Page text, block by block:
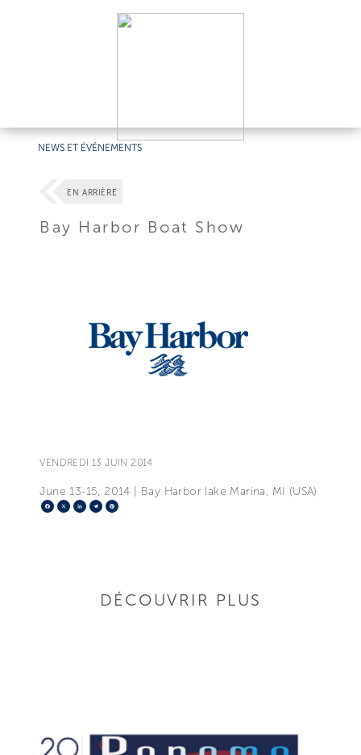
NEWS ET ÉVÉNEMENTS
EN ARRIÈRE
Bay Harbor Boat Show
VENDREDI 13 JUIN 2014
June 13-15, 2014 | Bay Harbor lake Marina, MI (USA)
Facebook
X LinkedIn
Telegram
DÉCOUVRIR PLUS